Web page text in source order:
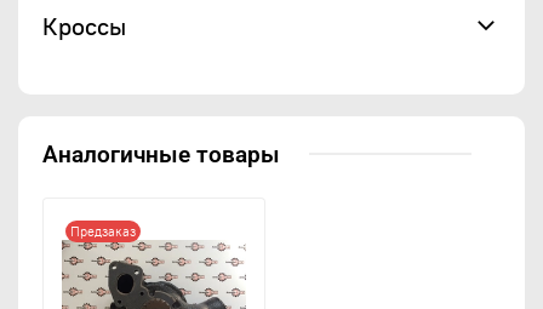
Кроссы
Аналогичные товары
Предзаказ